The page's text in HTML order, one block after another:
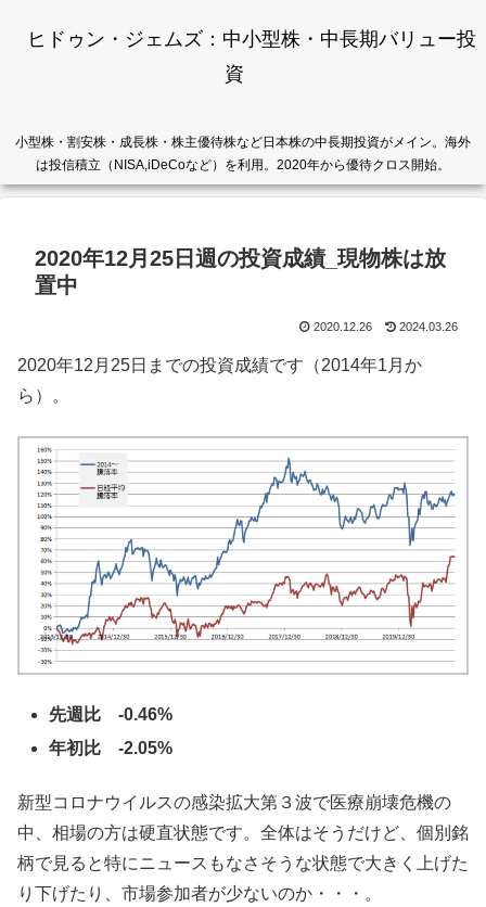
ヒドゥン・ジェムズ：中小型株・中長期バリュー投
資
小型株・割安株・成長株・株主優待株など日本株の中長期投資がメイン。海外
は投信積立（NISA,iDeCoなど）を利用。2020年から優待クロス開始。
2020年12月25日週の投資成績_現物株は放
置中
2020.12.26 2024.03.26
2020年12月25日までの投資成績です（2014年1月か
ら）。
先週比 -0.46%
年初比 -2.05%
新型コロナウイルスの感染拡大第３波で医療崩壊危機の
中、相場の方は硬直状態です。全体はそうだけど、個別銘
柄で見ると特にニュースもなさそうな状態で大きく上げた
り下げたり、市場参加者が少ないのか・・・。